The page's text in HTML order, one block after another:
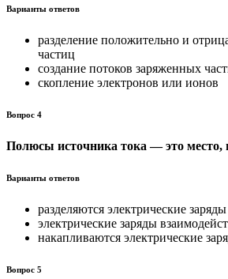
Варианты ответов
разделение положительно и
частиц
создание потоков заряженных
скопление электронов или ионов
Вопрос 4
Полюсы источника тока — это место,
Варианты ответов
разделяются электрические заряды
электрические заряды
накапливаются электрические
Вопрос 5